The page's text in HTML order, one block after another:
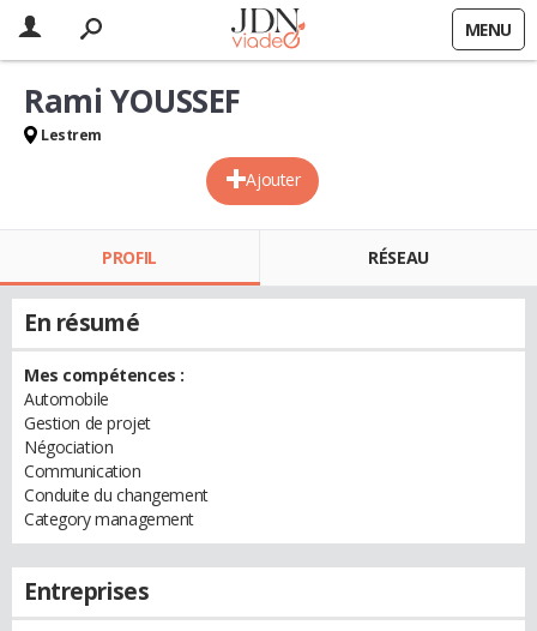
MENU
Ajouter
Rami YOUSSEF
Lestrem
PROFIL RÉSEAU
En résumé
Mes compétences :
Automobile
Gestion de projet
Négociation
Communication
Conduite du changement
Category management
Entreprises